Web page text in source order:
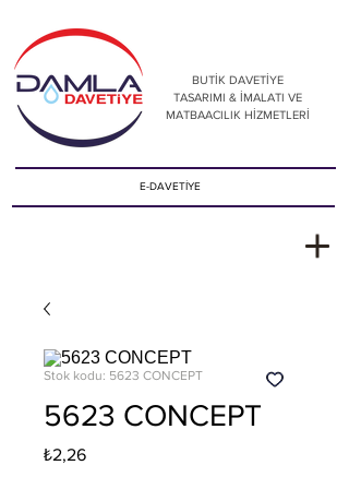
BUTİK DAVETİYE
TASARIMI & İMALATI VE
MATBAACILIK HİZMETLERİ
E-DAVETİYE
Stok kodu: 5623 CONCEPT
5623 CONCEPT
₺2,26